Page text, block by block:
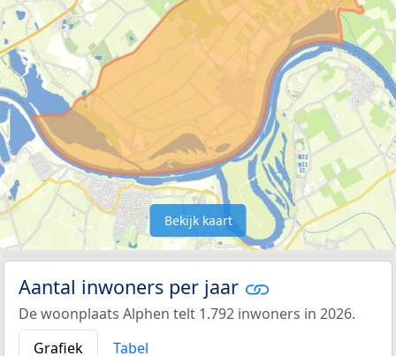
Bekijk kaart
Aantal inwoners per jaar
De woonplaats Alphen telt 1.792 inwoners in 2026.
Grafiek
Tabel